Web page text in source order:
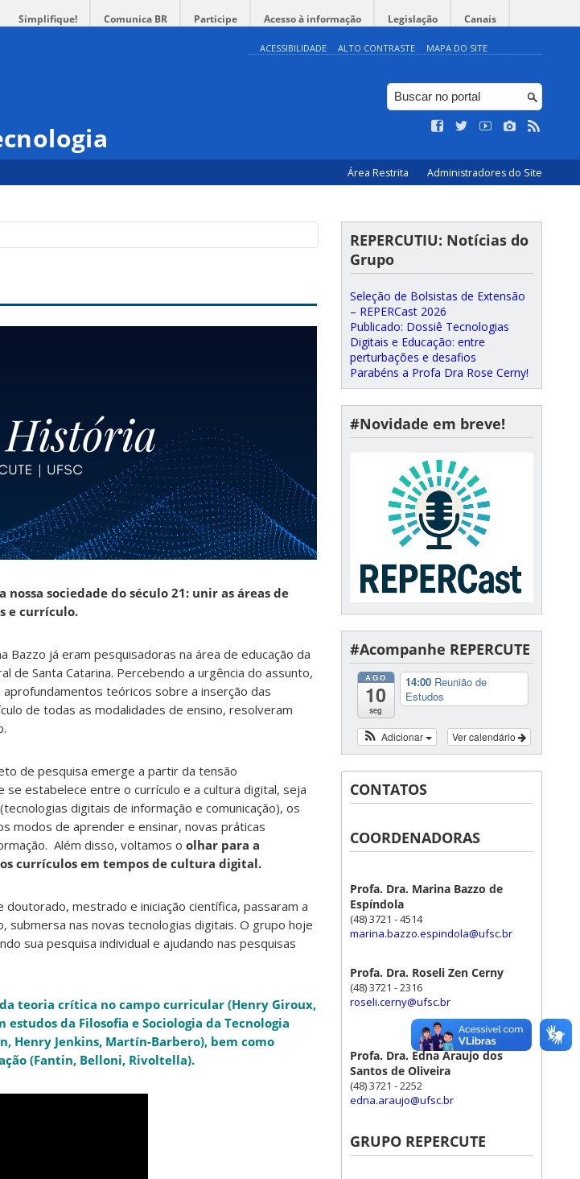
Simplifique! Comunica BR Participe Acesso à informação Legislação Canais
ACESSIBILIDADE ALTO CONTRASTE MAPA DO SITE
Área Restrita Administradores do Site
sociedade do século 21: unir as áreas de
e currículo.
Bazzo já eram pesquisadoras na área de educação da
de Santa Catarina. Percebendo a urgência do assunto,
aprofundamentos teóricos sobre a inserção das
de todas as modalidades de ensino, resolveram
de pesquisa emerge a partir da tensão
se estabelece entre o currículo e a cultura digital, seja
digitais de informação e comunicação), os
modos de aprender e ensinar, novas práticas
Além disso, voltamos o olhar para a
currículos em tempos de cultura digital.
mestrado e iniciação científica, passaram a
submersa nas novas tecnologias digitais. O grupo hoje
sua pesquisa individual e ajudando nas pesquisas
teoria crítica no campo curricular (Henry Giroux,
da Filosofia e Sociologia da Tecnologia
Henry Jenkins, Martín-Barbero), bem como
(Fantin, Belloni, Rivoltella).
REPERCUTIU: Notícias do
Grupo
Seleção de Bolsistas de Extensão
– REPERCast 2026
Publicado: Dossiê Tecnologias
Digitais e Educação: entre
perturbações e desafios
Parabéns a Profa Dra Rose Cerny!
#Novidade em breve!
#Acompanhe REPERCUTE
AGO
10
seg
14:00 Reunião de
Estudos
Ver calendário
Adicionar
CONTATOS
COORDENADORAS
Profa. Dra. Marina Bazzo de
Espíndola
(48) 3721 - 4514
marina.bazzo.espindola@ufsc.br
Profa. Dra. Roseli Zen Cerny
(48) 3721 - 2316
roseli.cerny@ufsc.br
Profa. Dra. Edna Araujo dos
Santos de Oliveira
(48) 3721 - 2252
edna.araujo@ufsc.br
GRUPO REPERCUTE